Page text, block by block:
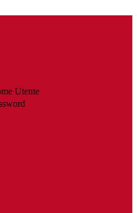
Utente